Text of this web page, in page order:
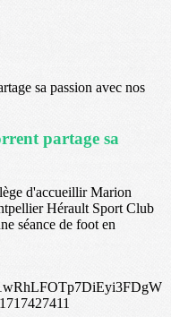
partage sa
d'accueillir Marion
Hérault Sport Club
séance de foot en